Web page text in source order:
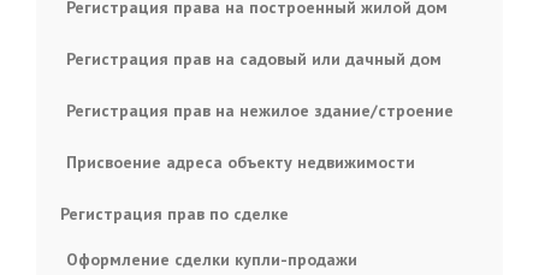
Регистрация права на построенный жилой дом
Регистрация прав на садовый или дачный дом
Регистрация прав на нежилое здание/строение
Присвоение адреса объекту недвижимости
Регистрация прав по сделке
Оформление сделки купли-продажи